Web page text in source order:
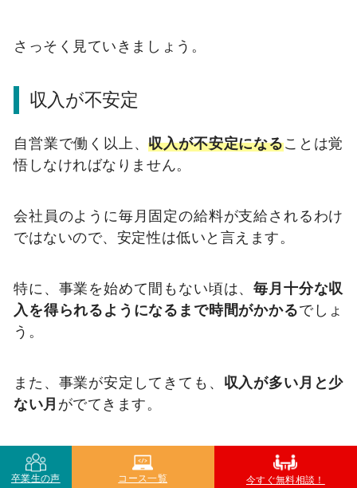
さっそく見ていきましょう。
収入が不安定
自営業で働く以上、収入が不安定になることは覚
悟しなければなりません。
会社員のように毎月固定の給料が支給されるわけ
ではないので、安定性は低いと言えます。
特に、事業を始めて間もない頃は、毎月十分な収
入を得られるようになるまで時間がかかるでしょ
う。
また、事業が安定してきても、 収入が多い月と少
ない月 がでてきます。
自分で仕事量を調節できることは良い点ですが、
裏を返せば一定の収入を得にくいとも言えます
卒業生の声 コース一覧 今すぐ無料相談！